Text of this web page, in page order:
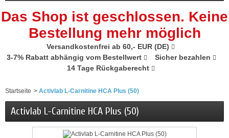
Das Shop ist geschlossen. Keine
Bestellung mehr möglich
Versandkostenfrei ab 60,- EUR (DE)
3-7% Rabatt abhängig vom Bestellwert
Sicher bezahlen
14 Tage Rückgaberecht
Startseite > Activlab L-Carnitine HCA Plus (50)
Activlab L-Carnitine HCA Plus (50)